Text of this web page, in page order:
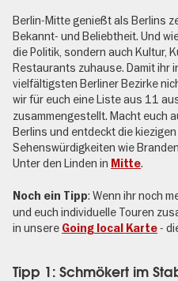
Berlin-Mitte genießt als Berlins
Bekannt- und Beliebtheit. Und
die Politik, sondern auch Kultur,
Restaurants zuhause. Damit ihr
vielfältigsten Berliner Bezirke
wir für euch eine Liste aus 11
zusammengestellt. Macht euch
Berlins und entdeckt die
Sehenswürdigkeiten wie
Unter den Linden in Mitte.
Noch ein Tipp: Wenn ihr noch
und euch individuelle Touren
in unsere Going local Karte-
Tipp 1: Schmökert im